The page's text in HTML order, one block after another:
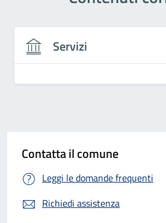
Servizi
Contatta il comune
Leggi le domande frequenti
Richiedi assistenza